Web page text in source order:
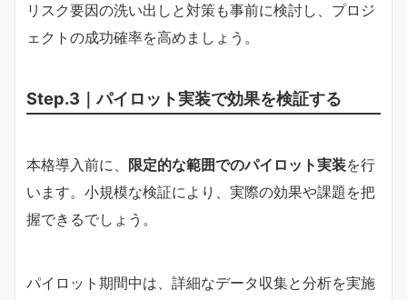
リスク要因の洗い出しと対策も事前に検討し、プロジ
ェクトの成功確率を高めましょう。
Step.3｜パイロット実装で効果を検証する
本格導入前に、 限定的な範囲でのパイロット実装を行
います。小規模な検証により、実際の効果や課題を把
握できるでしょう。
パイロット期間中は、詳細なデータ収集と分析を実施